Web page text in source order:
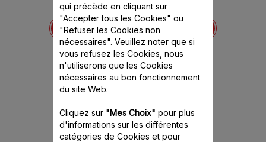
Bol gradué SS-
989773
Idéal pour mesurer et
verser facilement les
préparations
Stock disponible.
10.10 CHF
Ajouter au panier
qui précède en cliquant sur
"Accepter tous les Cookies" ou
"Refuser les Cookies non
nécessaires". Veuillez noter que si
vous refusez les Cookies, nous
n'utiliserons que les Cookies
nécessaires au bon fonctionnement
du site Web.
Cliquez sur "Mes Choix" pour plus
d'informations sur les différentes
catégories de Cookies et pour